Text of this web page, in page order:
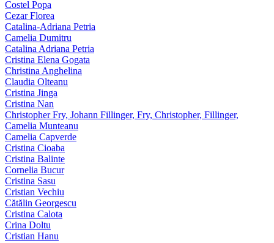
Costel Popa
Cezar Florea
Catalina-Adriana Petria
Camelia Dumitru
Catalina Adriana Petria
Cristina Elena Gogata
Christina Anghelina
Claudia Olteanu
Cristina Jinga
Cristina Nan
Christopher Fry, Johann Fillinger, Fry, Christopher, Fillinger,
Camelia Munteanu
Camelia Capverde
Cristina Cioaba
Cristina Balinte
Cornelia Bucur
Cristina Sasu
Cristian Vechiu
Cătălin Georgescu
Cristina Calota
Crina Doltu
Cristian Hanu